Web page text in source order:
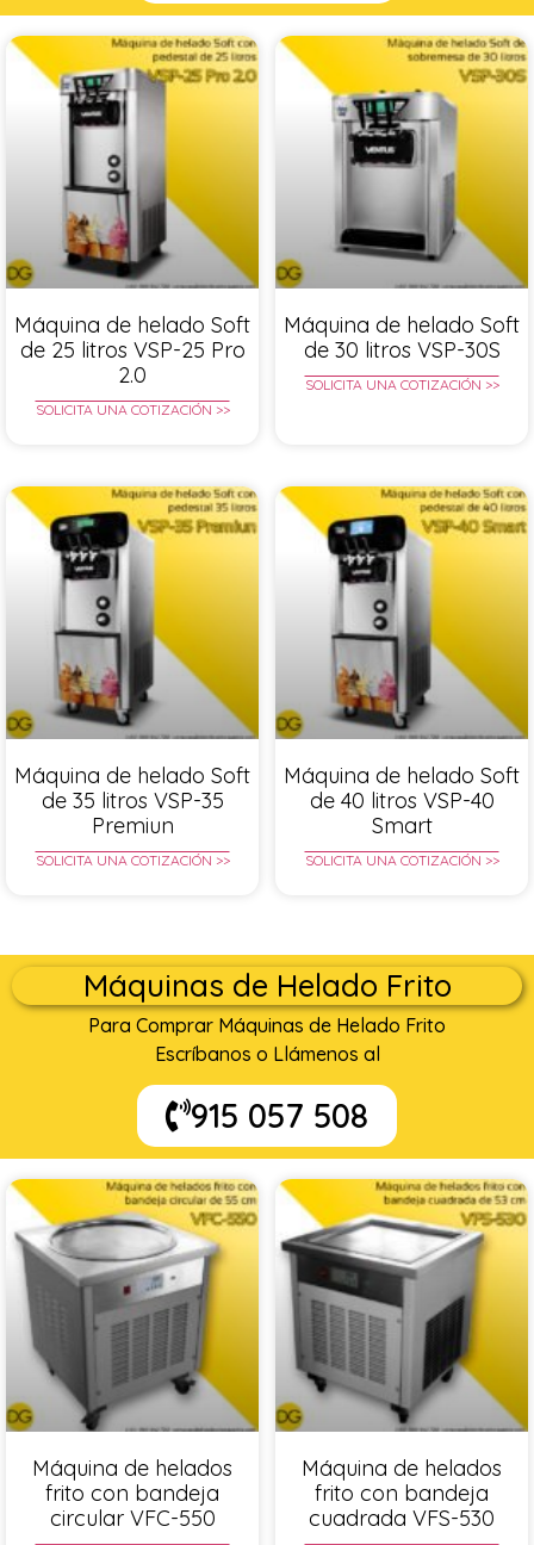
Máquina de helado Soft
de 25 litros VSP-25 Pro
2.0
SOLICITA UNA COTIZACIÓN >>
Máquina de helado Soft
de 30 litros VSP-30S
SOLICITA UNA COTIZACIÓN >>
Máquina de helado Soft
de 35 litros VSP-35
Premiun
SOLICITA UNA COTIZACIÓN >>
Máquina de helado Soft
de 40 litros VSP-40
Smart
SOLICITA UNA COTIZACIÓN >>
Máquinas de Helado Frito
Para Comprar Máquinas de Helado Frito
Escríbanos o Llámenos al
915 057 508
Máquina de helados
frito con bandeja
circular VFC-550
Máquina de helados
frito con bandeja
cuadrada VFS-530